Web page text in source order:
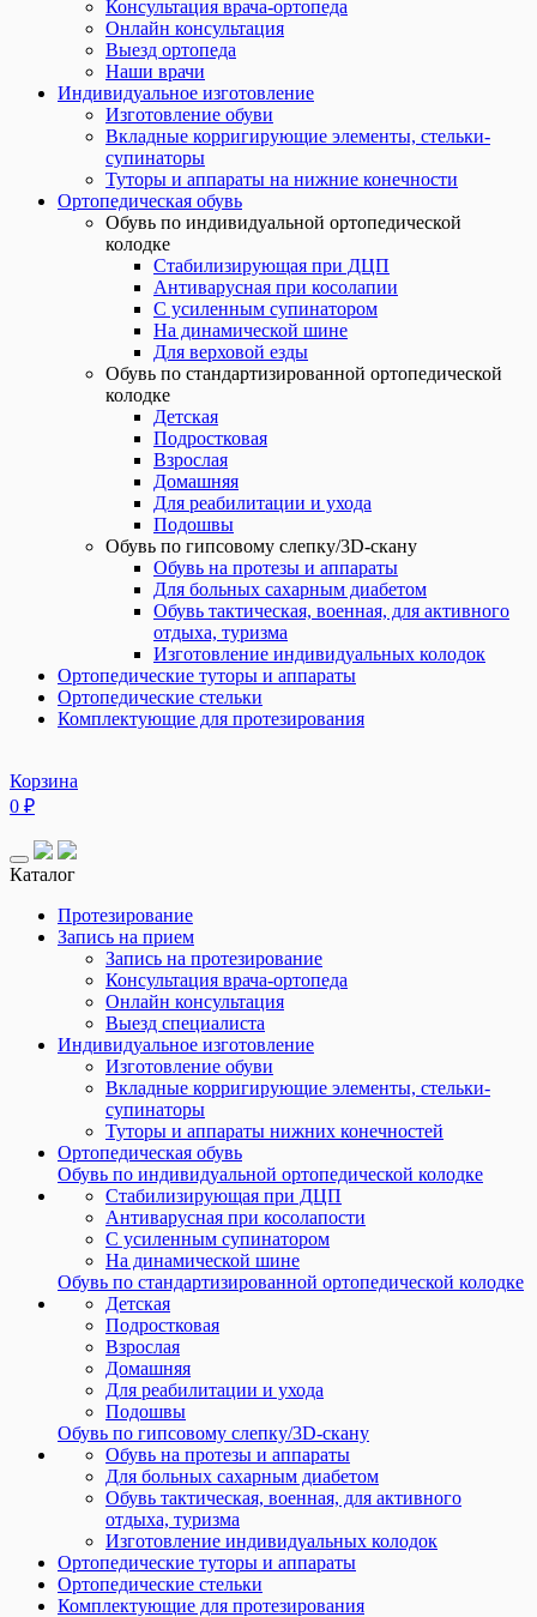
Консультация врача-ортопеда
Онлайн консультация
Выезд ортопеда
Наши врачи
Индивидуальное изготовление
Изготовление обуви
Вкладные корригирующие элементы, стельки-
супинаторы
Туторы и аппараты на нижние конечности
Ортопедическая обувь
Обувь по индивидуальной ортопедической
колодке
Стабилизирующая при ДЦП
Антиварусная при косолапии
С усиленным супинатором
На динамической шине
Для верховой езды
Обувь по стандартизированной ортопедической
колодке
Детская
Подростковая
Взрослая
Домашняя
Для реабилитации и ухода
Подошвы
Обувь по гипсовому слепку/3D-скану
Обувь на протезы и аппараты
Для больных сахарным диабетом
Обувь тактическая, военная, для активного
отдыха, туризма
Изготовление индивидуальных колодок
Ортопедические туторы и аппараты
Ортопедические стельки
Комплектующие для протезирования
Корзина
0 ₽
Каталог
Протезирование
Запись на прием
Запись на протезирование
Консультация врача-ортопеда
Онлайн консультация
Выезд специалиста
Индивидуальное изготовление
Изготовление обуви
Вкладные корригирующие элементы, стельки-
супинаторы
Туторы и аппараты нижних конечностей
Ортопедическая обувь
Обувь по индивидуальной ортопедической колодке
Стабилизирующая при ДЦП
Антиварусная при косолапости
С усиленным супинатором
На динамической шине
Обувь по стандартизированной ортопедической колодке
Детская
Подростковая
Взрослая
Домашняя
Для реабилитации и ухода
Подошвы
Обувь по гипсовому слепку/3D-скану
Обувь на протезы и аппараты
Для больных сахарным диабетом
Обувь тактическая, военная, для активного
отдыха, туризма
Изготовление индивидуальных колодок
Ортопедические туторы и аппараты
Ортопедические cтельки
Комплектующие для протезирования